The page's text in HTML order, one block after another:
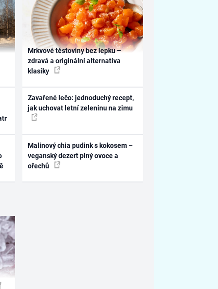
Mrkvové těstoviny bez lepku –
zdravá a originální alternativa
klasiky
Zavařené lečo: jednoduchý recept,
jak uchovat letní zeleninu na zimu
Malinový chia pudink s kokosem –
veganský dezert plný ovoce a
ořechů